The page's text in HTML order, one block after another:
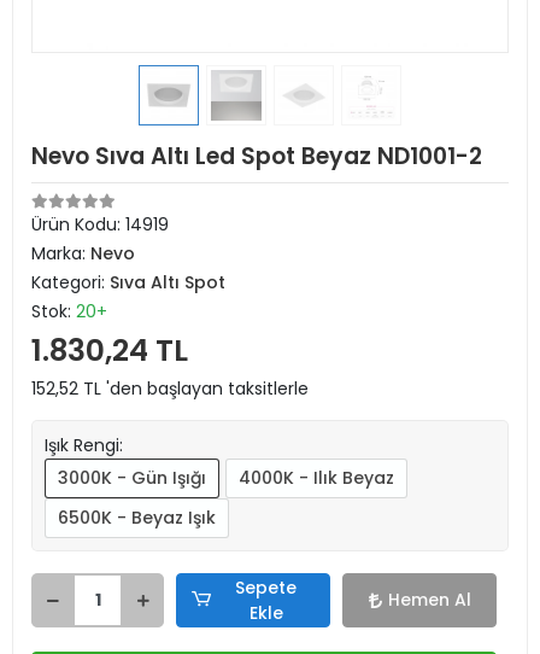
Nevo Sıva Altı Led Spot Beyaz ND1001-2
Ürün Kodu: 14919
Marka: Nevo
Kategori: Sıva Altı Spot
Stok: 20+
1.830,24 TL
152,52 TL 'den başlayan taksitlerle
Işık Rengi:
3000K - Gün Işığı
4000K - Ilık Beyaz
6500K - Beyaz Işık
Sepete
Ekle
Hemen Al